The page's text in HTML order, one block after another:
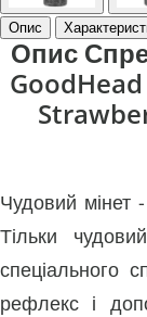
Опис
Опис
Чудовий
Тільки
спеціального
рефлекс і